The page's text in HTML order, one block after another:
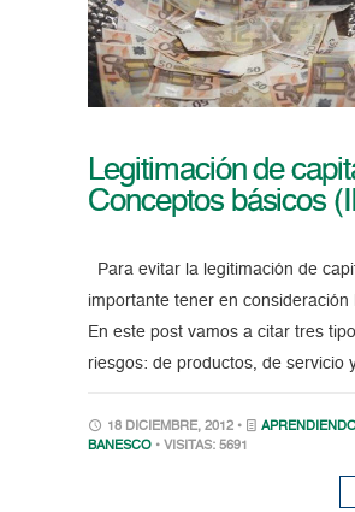
Legitimación de
Conceptos básicos
Para evitar la legitimación de
importante tener en consideración
En este post vamos a citar tres
riesgos: de productos, de servicio
18 DICIEMBRE, 2012 •
BANESCO • VISITAS: 5691